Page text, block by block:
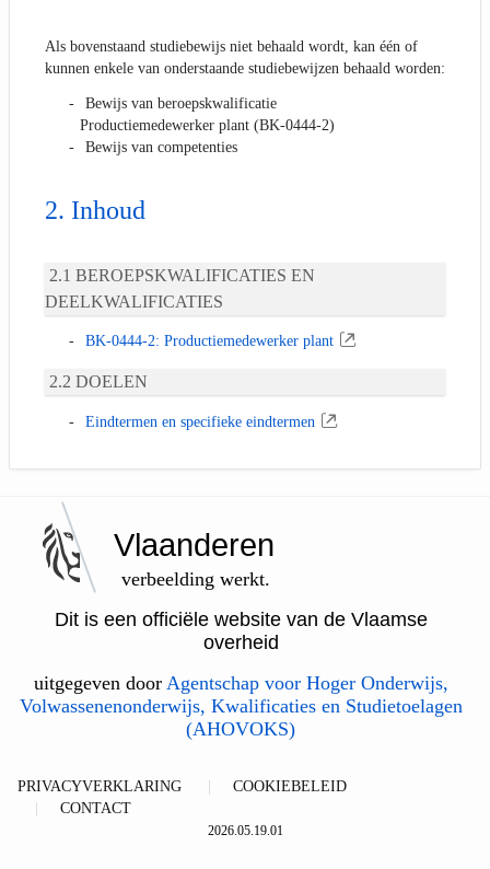
Als bovenstaand studiebewijs niet behaald wordt, kan één of
kunnen enkele van onderstaande studiebewijzen behaald worden:
Bewijs van beroepskwalificatie
Productiemedewerker plant (BK-0444-2)
Bewijs van competenties
Inhoud
BEROEPSKWALIFICATIES EN
DEELKWALIFICATIES
BK-0444-2: Productiemedewerker plant
DOELEN
Eindtermen en specifieke eindtermen
Vlaanderen
verbeelding werkt.
Dit is een officiële website van de Vlaamse
overheid
uitgegeven door Agentschap voor Hoger Onderwijs,
Volwassenenonderwijs, Kwalificaties en Studietoelagen
(AHOVOKS)
PRIVACYVERKLARING
COOKIEBELEID
CONTACT
2026.05.19.01